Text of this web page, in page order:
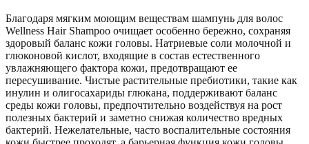
Благодаря мягким моющим веществам шампунь для волос
Wellness Hair Shampoo очищает особенно бережно, сохраняя
здоровый баланс кожи головы. Натриевые соли молочной и
глюконовой кислот, входящие в состав естественного
увлажняющего фактора кожи, предотвращают ее
пересушивание. Чистые растительные пребиотики, такие как
инулин и олигосахариды глюкана, поддерживают баланс
среды кожи головы, предпочтительно воздействуя на рост
полезных бактерий и заметно снижая количество вредных
бактерий. Нежелательные, часто воспалительные состояния